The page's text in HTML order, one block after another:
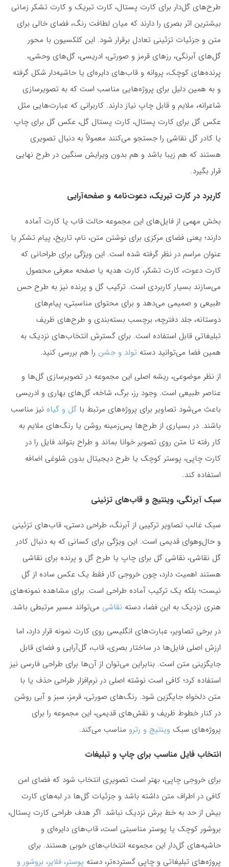
طرح‌های گل‌دار برای کارت پستال، کارت تبریک و کارت تشکر زمانی
بیشترین اثر بصری را دارند که میان لطافت رنگ، فضای خالی برای
متن و جزئیات تزئینی تعادل برقرار شود. این کلکسیون با محور
گل‌های آبرنگی، رزهای قرمز و صورتی، ادریسی، گل‌های وحشی،
پرنده‌های کوچک، پروانه و قاب‌های دایره‌ای یا حاشیه‌دار شکل گرفته
و به همین دلیل برای پروژه‌هایی مناسب است که به تصویرسازی
شاعرانه، ملایم و قابل چاپ نیاز دارند. کاربرانی که عبارت‌هایی مثل
عکس گل برای کارت پستال، کارت پستال گل، عکس گل برای چاپ
یا کادر گل نقاشی را جستجو می‌کنند معمولاً به دنبال تصویری
هستند که هم زیبا باشد و هم بدون ویرایش سنگین در طرح نهایی
قرار بگیرد.
کاربرد در کارت تبریک، دعوت‌نامه و صفحه‌آرایی
بخش مهمی از فایل‌های این مجموعه حالت قاب یا کارت آماده
دارند؛ یعنی فضای مرکزی برای نوشتن متن، نام، تاریخ، پیام تشکر یا
عنوان مراسم در نظر گرفته شده است. این ویژگی برای طراحانی که
کارت دعوت، کارت تشکر، کارت هدیه یا صفحه معرفی محصول
می‌سازند بسیار کاربردی است. ترکیب گل و پرنده نیز به طرح حس
طبیعی و صمیمی می‌دهد و برای محتوای مناسبتی، پیام‌های
دوستانه، جلد دفترچه، برچسب بسته‌بندی و طرح‌های ظریف
تبلیغاتی قابل استفاده است. برای گسترش انتخاب‌های نزدیک به
همین فضا می‌توانید دسته تولد و جشن را هم بررسی کنید.
از نظر موضوعی، ریشه اصلی این مجموعه در تصویرسازی گل‌ها و
عناصر طبیعی است. وجود رز، برگ، شاخه، گل‌های بهاری و ادریسی
باعث می‌شود تصاویر برای پروژه‌های مرتبط با گل و گیاه نیز مناسب
باشند. در بسیاری از طرح‌ها پس‌زمینه روشن یا رنگ‌های ملایم به
کار رفته تا متن روی تصویر خوانا بماند و طراح بتواند فایل را در
کارت چاپی، پوستر کوچک یا طرح دیجیتال بدون شلوغی اضافه
استفاده کند.
سبک آبرنگی، وینتیج و قاب‌های تزئینی
سبک غالب تصاویر ترکیبی از آبرنگ، طراحی دستی، قاب‌های تزئینی
و حال‌وهوای قدیمی است. این ویژگی برای کسانی که به دنبال کادر
گل نقاشی، نقاشی گل برای چاپ یا طرح گل و پرنده برای نقاشی
هستند اهمیت دارد، چون خروجی کار فقط یک عکس ساده از گل
نیست؛ بلکه یک ترکیب آماده طراحی است. برای مشاهده نمونه‌های
هنری نزدیک به این فضا، دسته نقاشی می‌تواند مسیر مرتبطی باشد.
در برخی تصاویر، عبارت‌های انگلیسی روی کارت نمونه قرار دارد، اما
ارزش اصلی فایل‌ها در ساختار بصری، قاب، گل‌آرایی و فضای قابل
جایگزینی متن است. بنابراین می‌توان از آن‌ها برای طراحی فارسی نیز
استفاده کرد؛ کافی است نوشته اصلی در نرم‌افزار طراحی حذف یا با
متن دلخواه جایگزین شود. رنگ‌های صورتی، قرمز، سبز و آبی روشن
در کنار خطوط ظریف و نقش‌های قدیمی، این مجموعه را برای
پروژه‌های سبک وینتیج و رترو مناسب می‌کند.
انتخاب فایل مناسب برای چاپ و تبلیغات
برای خروجی چاپی، بهتر است تصویری انتخاب شود که فضای امن
کافی در اطراف متن داشته باشد و جزئیات گل‌ها در لبه‌های کارت
بیش از حد به خط برش نزدیک نباشد. اگر هدف طراحی کارت پستال،
بروشور کوچک یا پوستر مناسبتی است، قاب‌های دایره‌ای و
حاشیه‌های گل‌دار این مجموعه انتخاب‌های خوبی هستند. برای
پروژه‌های تبلیغاتی و چاپی گسترده‌تر، دسته پوستر، فلایر، بروشور و